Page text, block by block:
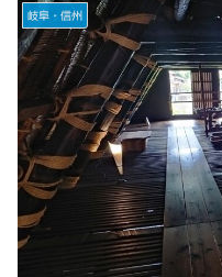
岐阜・信州